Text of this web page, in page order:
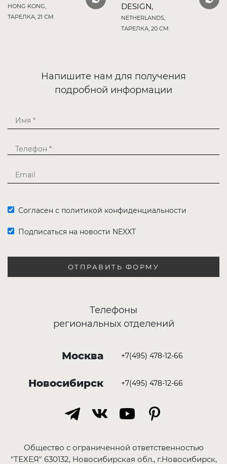
HONG KONG,
ТАРЕЛКА, 21 СМ.
DESIGN,
NETHERLANDS,
ТАРЕЛКА, 20 СМ.
Напишите нам для получения
подробной информации
Согласен с политикой конфиденциальности
Подписаться на новости NEXXT
ОТПРАВИТЬ ФОРМУ
Телефоны
региональных отделений
Москва +7(495) 478-12-66
Новосибирск +7(495) 478-12-66
Общество с ограниченной ответственностью
"ТЕХЕЯ" 630132, Новосибирская обл., г.Новосибирск,